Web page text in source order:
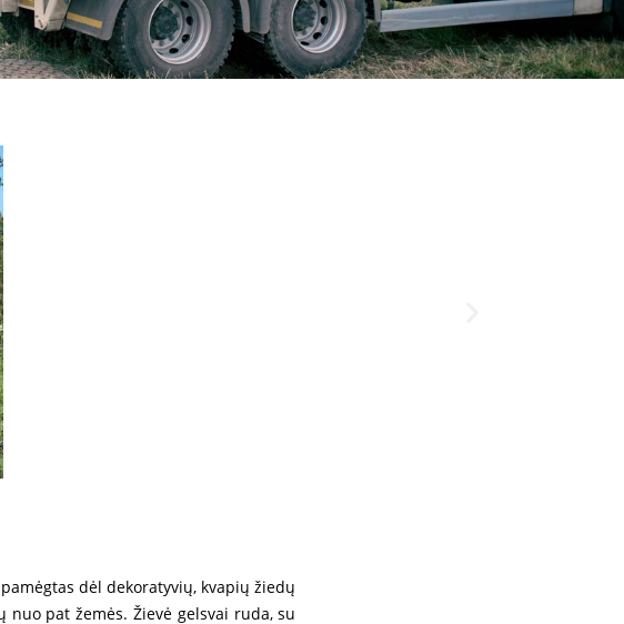
dėl dekoratyvių, kvapių žiedų
pat žemės. Žievė gelsvai ruda, su